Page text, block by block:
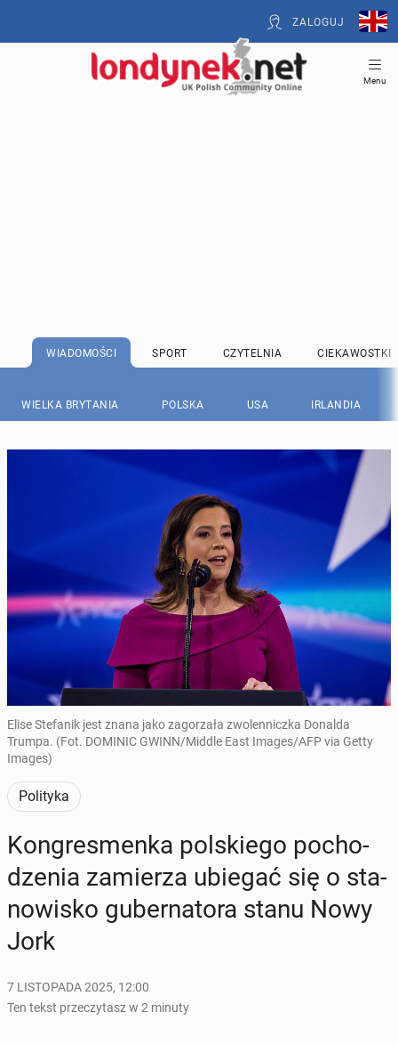
ZALOGUJ
Menu
WIADOMOŚCI SPORT CZYTELNIA CIEKAWOSTKI
WIELKA BRYTANIA POLSKA USA IRLANDIA
Elise Stefanik jest znana jako zagorzała zwolenniczka Donalda
Trumpa. (Fot. DOMINIC GWINN/Middle East Images/AFP via Getty
Images)
Polityka
Kon­gres­men­ka pol­skie­go po­cho­
dze­nia za­mie­rza ubiegać się o sta­
no­wi­sko gu­ber­na­to­ra stanu Nowy
Jork
7 LISTOPADA 2025, 12:00
Ten tekst przeczytasz w 2 minuty